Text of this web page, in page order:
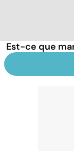
Est-ce que